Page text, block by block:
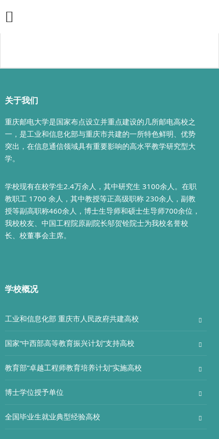
关于我们
重庆邮电大学是国家布点设立并重点建设的几所邮电高校之
一，是工业和信息化部与重庆市共建的一所特色鲜明、优势
突出，在信息通信领域具有重要影响的高水平教学研究型大
学。
学校现有在校学生2.4万余人，其中研究生 3100余人。在职
教职工 1700 余人，其中教授等正高级职称 230余人，副教
授等副高职称460余人，博士生导师和硕士生导师700余位，
我校校友、中国工程院原副院长邬贺铨院士为我校名誉校
长、校董事会主席。
学校概况
工业和信息化部 重庆市人民政府共建高校
国家“中西部高等教育振兴计划”支持高校
教育部“卓越工程师教育培养计划”实施高校
博士学位授予单位
全国毕业生就业典型经验高校